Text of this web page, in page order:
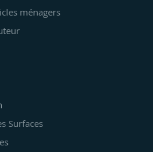
ménagers
Surfaces